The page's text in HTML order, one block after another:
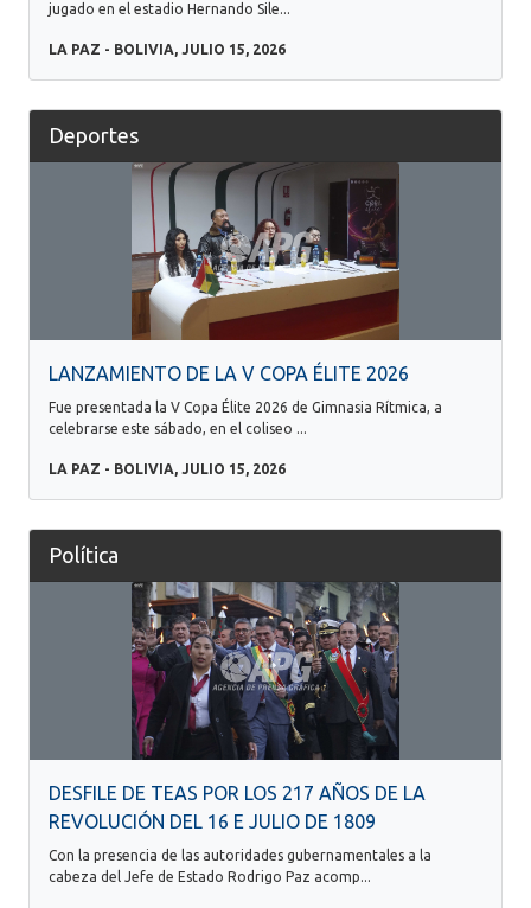
jugado en el estadio Hernando Sile...
LA PAZ - BOLIVIA, JULIO 15, 2026
Deportes
LANZAMIENTO DE LA V COPA ÉLITE 2026
Fue presentada la V Copa Élite 2026 de Gimnasia Rítmica, a
celebrarse este sábado, en el coliseo ...
LA PAZ - BOLIVIA, JULIO 15, 2026
Política
DESFILE DE TEAS POR LOS 217 AÑOS DE LA
REVOLUCIÓN DEL 16 E JULIO DE 1809
Con la presencia de las autoridades gubernamentales a la
cabeza del Jefe de Estado Rodrigo Paz acomp...